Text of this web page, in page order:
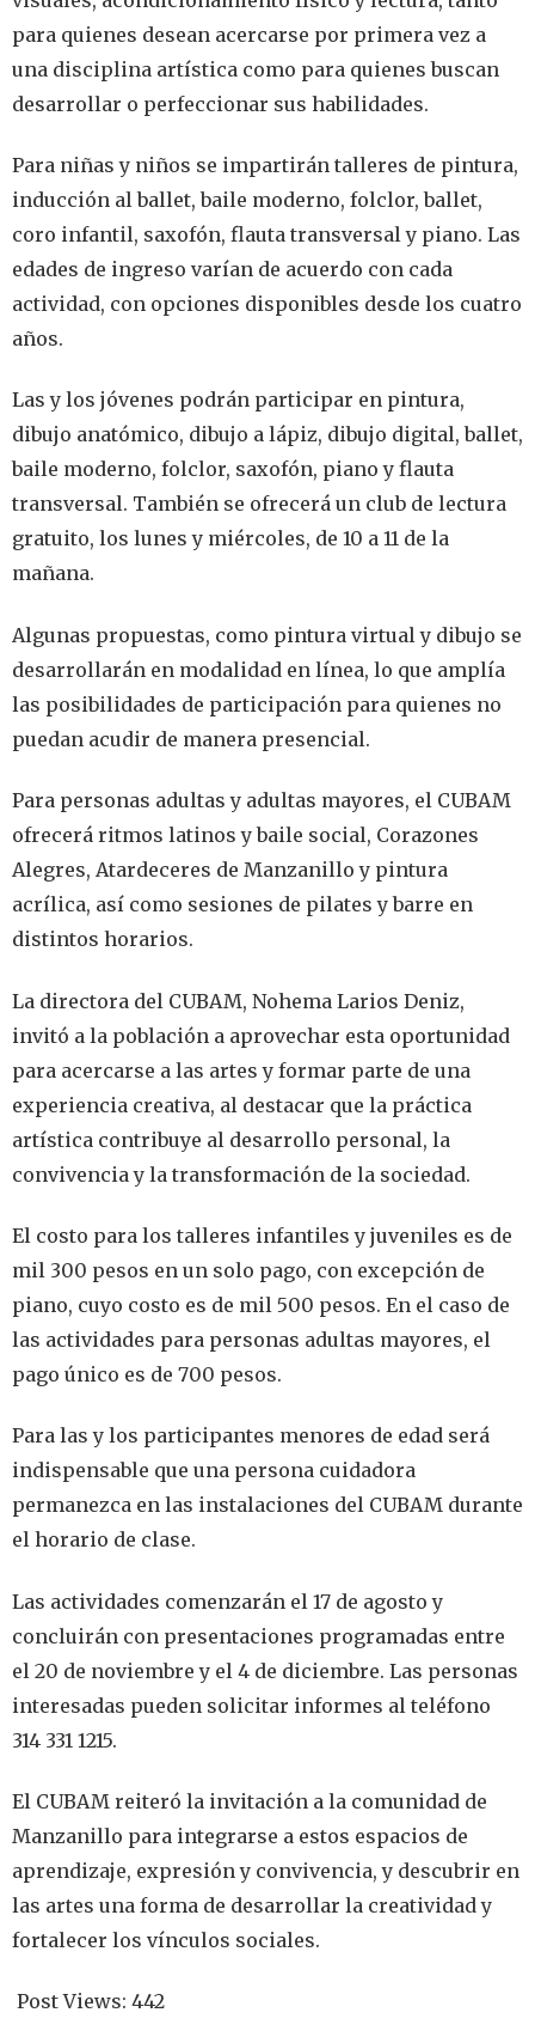
para quienes desean acercarse por primera vez a
una disciplina artística como para quienes buscan
desarrollar o perfeccionar sus habilidades.
Para niñas y niños se impartirán talleres de pintura,
inducción al ballet, baile moderno, folclor, ballet,
coro infantil, saxofón, flauta transversal y piano. Las
edades de ingreso varían de acuerdo con cada
actividad, con opciones disponibles desde los cuatro
años.
Las y los jóvenes podrán participar en pintura,
dibujo anatómico, dibujo a lápiz, dibujo digital, ballet,
baile moderno, folclor, saxofón, piano y flauta
transversal. También se ofrecerá un club de lectura
gratuito, los lunes y miércoles, de 10 a 11 de la
mañana.
Algunas propuestas, como pintura virtual y dibujo se
desarrollarán en modalidad en línea, lo que amplía
las posibilidades de participación para quienes no
puedan acudir de manera presencial.
Para personas adultas y adultas mayores, el CUBAM
ofrecerá ritmos latinos y baile social, Corazones
Alegres, Atardeceres de Manzanillo y pintura
acrílica, así como sesiones de pilates y barre en
distintos horarios.
La directora del CUBAM, Nohema Larios Deniz,
invitó a la población a aprovechar esta oportunidad
para acercarse a las artes y formar parte de una
experiencia creativa, al destacar que la práctica
artística contribuye al desarrollo personal, la
convivencia y la transformación de la sociedad.
El costo para los talleres infantiles y juveniles es de
mil 300 pesos en un solo pago, con excepción de
piano, cuyo costo es de mil 500 pesos. En el caso de
las actividades para personas adultas mayores, el
pago único es de 700 pesos.
Para las y los participantes menores de edad será
indispensable que una persona cuidadora
permanezca en las instalaciones del CUBAM durante
el horario de clase.
Las actividades comenzarán el 17 de agosto y
concluirán con presentaciones programadas entre
el 20 de noviembre y el 4 de diciembre. Las personas
interesadas pueden solicitar informes al teléfono
314 331 1215.
El CUBAM reiteró la invitación a la comunidad de
Manzanillo para integrarse a estos espacios de
aprendizaje, expresión y convivencia, y descubrir en
las artes una forma de desarrollar la creatividad y
fortalecer los vínculos sociales.
Post Views: 442